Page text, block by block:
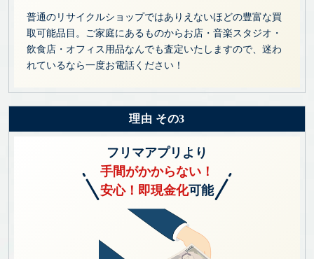
普通のリサイクルショップではありえないほどの豊富な買
取可能品目。ご家庭にあるものからお店・音楽スタジオ・
飲食店・オフィス用品なんでも査定いたしますので、迷わ
れているなら一度お電話ください！
理由 その3
フリマアプリより
手間がかからない！
安心！即現金化可能